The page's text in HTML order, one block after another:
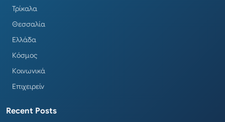
Τρίκαλα
Θεσσαλία
Ελλάδα
Κόσμος
Κοινωνικά
Επιχειρείν
Recent Posts